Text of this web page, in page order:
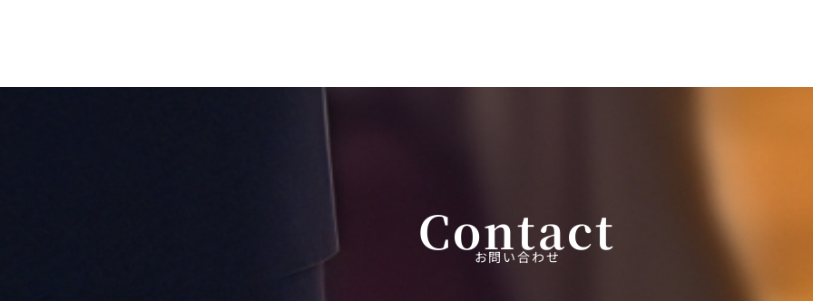
Contact
お問い合わせ